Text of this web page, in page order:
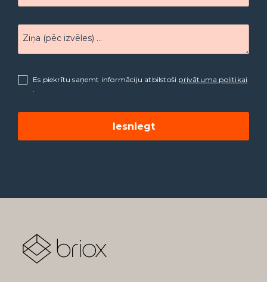
Ziņa (pēc izvēles) …
Es piekrītu saņemt informāciju atbilstoši privātuma politikai
Iesniegt